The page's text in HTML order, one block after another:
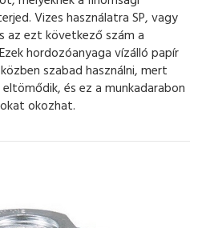
Vizes használatra SP, vagy
az ezt következő szám a
hordozóanyaga vízálló papír
szabad használni, mert
és ez a munkadarabon
okozhat.